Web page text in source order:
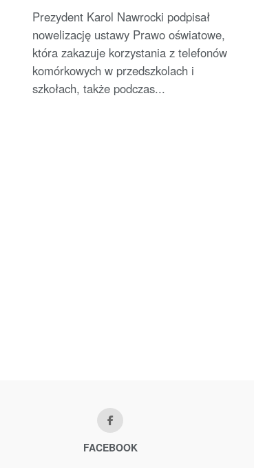
prezydenta
Prezydent Karol Nawrocki podpisał
nowelizację ustawy Prawo oświatowe,
która zakazuje korzystania z telefonów
komórkowych w przedszkolach i
szkołach, także podczas...
FACEBOOK